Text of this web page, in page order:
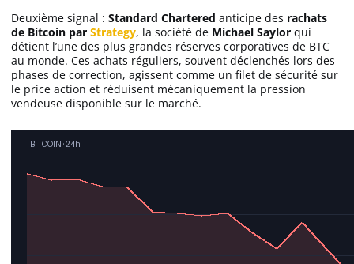
Deuxième signal : Standard Chartered anticipe des rachats
de Bitcoin par Strategy, la société de Michael Saylor qui
détient l’une des plus grandes réserves corporatives de BTC
au monde. Ces achats réguliers, souvent déclenchés lors des
phases de correction, agissent comme un filet de sécurité sur
le price action et réduisent mécaniquement la pression
vendeuse disponible sur le marché.